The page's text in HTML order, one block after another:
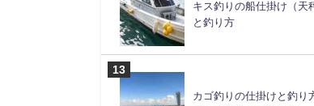
キス釣りの船仕掛け（天
と釣り方
カゴ釣りの仕掛けと釣り